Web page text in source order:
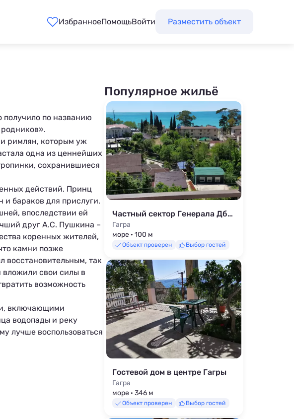
ИзбранноеПомощьВойти Разместить объект
получило по названию
и римлян, которым уж
одна из ценнейших
сохранившиеся
действий. Принц
бараков для прислуги.
впоследствии ей
друг А.С. Пушкина –
коренных жителей,
камни позже
восстановительным, так
вложили свои силы в
возможность
включающими
водопады и реку
лучше воспользоваться
Популярное жильё
Частный сектор Генерала Дбар 163
Гагра
море · 100 м
Объект проверен Выбор гостей
Гостевой дом в центре Гагры
Гагра
море · 346 м
Объект проверен Выбор гостей